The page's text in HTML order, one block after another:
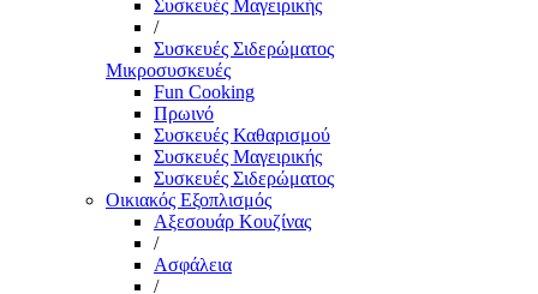
Συσκευές Μαγειρικής
/
Συσκευές Σιδερώματος
Μικροσυσκευές
Fun Cooking
Πρωινό
Συσκευές Καθαρισμού
Συσκευές Μαγειρικής
Συσκευές Σιδερώματος
Οικιακός Εξοπλισμός
Αξεσουάρ Κουζίνας
/
Ασφάλεια
/